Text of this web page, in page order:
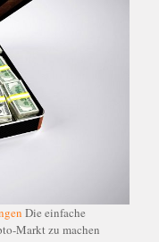
Die einfache
Markt zu machen